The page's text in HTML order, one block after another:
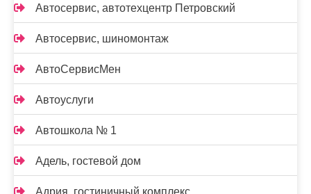
Автосервис, автотехцентр Петровский
Автосервис, шиномонтаж
АвтоСервисМен
Автоуслуги
Автошкола № 1
Адель, гостевой дом